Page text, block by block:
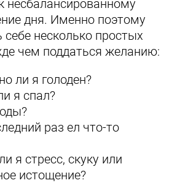
несбалансированному
дня. Именно поэтому
себе несколько простых
чем поддаться желанию:
ли я голоден?
я спал?
раз ел что-то
я стресс, скуку или
истощение?